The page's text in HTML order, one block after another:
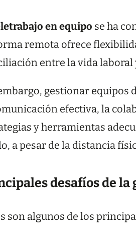
en equipo se ha
remota ofrece
entre la vida laboral
gestionar equipos
efectiva, la
y herramientas
a pesar de la distancia
desafíos de
son algunos de los